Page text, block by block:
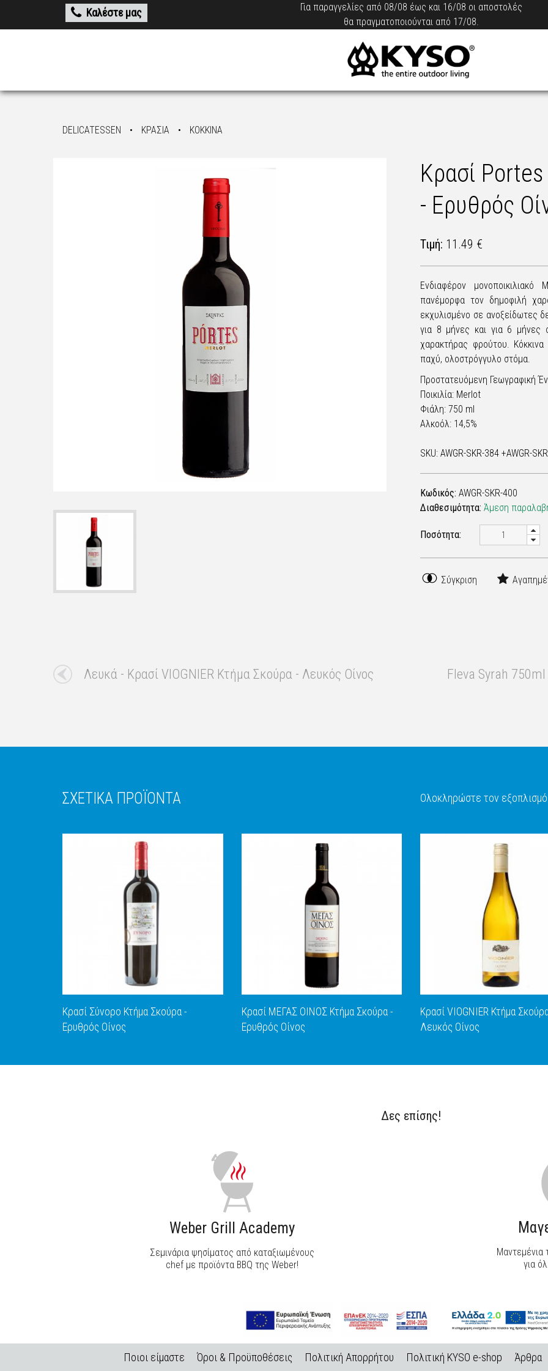
Καλέστε μας
Για παραγγελίες από 08/08 έως και 16/08 οι αποστολές
θα πραγματοποιούνται από 17/08.
DELICATESSEN • ΚΡΑΣΙΑ • ΚΟΚΚΙΝΑ
Κρασί
- Ερυθρός
Τιμή: 11.49 €
Ενδιαφέρον
πανέμορφα τον δημοφιλή
εκχυλισμένο σε ανοξείδωτες
για 8 μήνες και για 6 μήνες
χαρακτήρας φρούτου. Κόκκινα
παχύ, ολοστρόγγυλο στόμα.
Προστατευόμενη Γεωγραφική
Ποικιλία: Merlot
Φιάλη: 750 ml
Αλκοόλ: 14,5%
SKU: AWGR-SKR-384 +AWGR-
Κωδικός: AWGR-SKR-400
Διαθεσιμότητα: Άμεση
Ποσότητα:
Σύγκριση
Λευκά - Κρασί VIOGNIER Κτήμα Σκούρα - Λευκός Οίνος Fleva Syrah
ΣΧΕΤΙΚΑ ΠΡΟΪΟΝΤΑ Ολοκληρώστε τον εξοπλισμό
Κρασί Σύνορο Κτήμα Σκούρα -
Ερυθρός Οίνος
Κρασί ΜΕΓΑΣ ΟΙΝΟΣ Κτήμα Σκούρα -
Ερυθρός Οίνος
Κρασί VIOGNIER Κτήμα
Λευκός Οίνος
Δες επίσης!
Weber Grill Academy
Σεμινάρια ψησίματος από καταξιωμένους
chef με προϊόντα BBQ της Weber!
Μαντεμένια
για
Ποιοι είμαστε Όροι & Προϋποθέσεις Πολιτική Απορρήτου Πολιτική KYSO e-shop Άρθρα